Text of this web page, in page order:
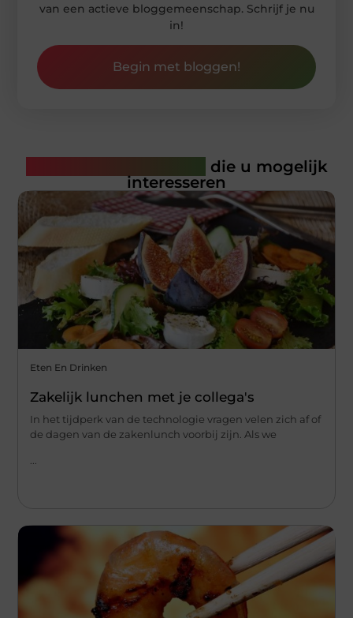
van een actieve bloggemeenschap. Schrijf je nu
in!
Begin met bloggen!
die u mogelijk
interesseren
Eten En Drinken
Zakelijk lunchen met je collega's
In het tijdperk van de technologie vragen velen zich af of
de dagen van de zakenlunch voorbij zijn. Als we
...